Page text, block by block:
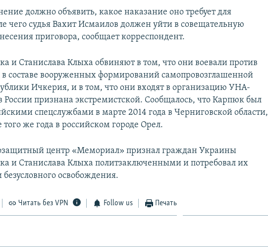
должно объявить, какое наказание оно требует для
чего судья Вахит Исмаилов должен уйти в совещательную
приговора, сообщает корреспондент.
и Станислава Клыха обвиняют в том, что они воевали против
в составе вооруженных формирований самопровозглашенной
Ичкерия, и в том, что они входят в организацию УНА-
России признана экстремистской. Сообщалось, что Карпюк был
спецслужбами в марте 2014 года в Черниговской области,
того же года в российском городе Орел.
центр «Мемориал» признал граждан Украины
и Станислава Клыха политзаключенными и потребовал их
освобождения.
Читать без VPN Follow us Печать